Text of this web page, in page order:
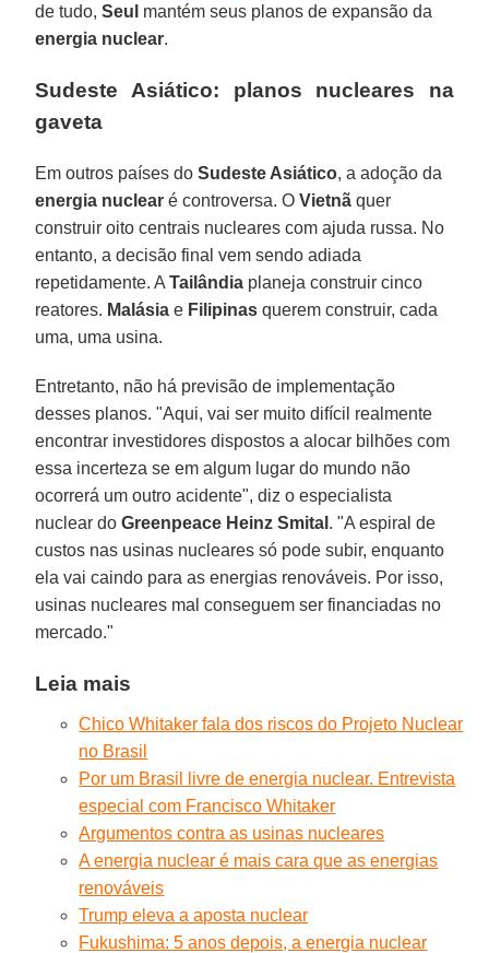
de tudo,Seul mantém seus planos de expansão da
energia nuclear.
Sudeste Asiático: planos nucleares na
gaveta
Em outros países doSudeste Asiático, a adoção da
energia nuclear é controversa. OVietnã quer
construir oito centrais nucleares com ajuda russa. No
entanto, a decisão final vem sendo adiada
repetidamente. ATailândia planeja construir cinco
reatores. Malásia e Filipinas querem construir, cada
uma, uma usina.
Entretanto, não há previsão de implementação
desses planos. "Aqui, vai ser muito difícil realmente
encontrar investidores dispostos a alocar bilhões com
essa incerteza se em algum lugar do mundo não
ocorrerá um outro acidente", diz o especialista
nuclear doGreenpeace Heinz Smital . "A espiral de
custos nas usinas nucleares só pode subir, enquanto
ela vai caindo para as energias renováveis. Por isso,
usinas nucleares mal conseguem ser financiadas no
mercado."
Leia mais
Chico Whitaker fala dos riscos do Projeto Nuclear
no Brasil
Por um Brasil livre de energia nuclear. Entrevista
especial com Francisco Whitaker
Argumentos contra as usinas nucleares
A energia nuclear é mais cara que as energias
renováveis
Trump eleva a aposta nuclear
Fukushima: 5 anos depois, a energia nuclear